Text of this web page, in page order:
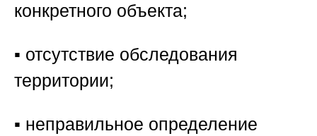
конкретного объекта;
▪️ отсутствие обследования
территории;
▪️ неправильное определение